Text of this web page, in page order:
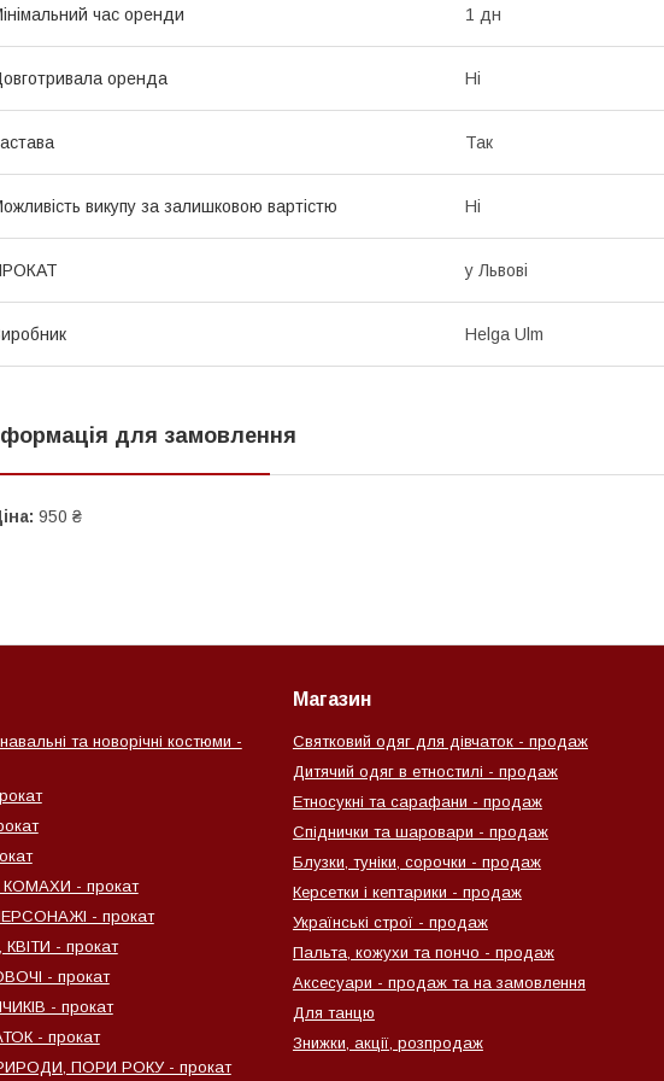
час оренди 1 дн
оренда Ні
Так
викупу за залишковою вартістю Ні
у Львові
Helga Ulm
для замовлення
950 ₴
та новорічні костюми -
- прокат
- прокат
- прокат
- прокат
- прокат
- прокат
ПОРИ РОКУ - прокат
Магазин
Святковий одяг для дівчаток - продаж
Дитячий одяг в етностилі - продаж
Етносукні та сарафани - продаж
Спіднички та шаровари - продаж
Блузки, туніки, сорочки - продаж
Керсетки і кептарики - продаж
Українські строї - продаж
Пальта, кожухи та пончо - продаж
Аксесуари - продаж та на замовлення
Для танцю
Знижки, акції, розпродаж